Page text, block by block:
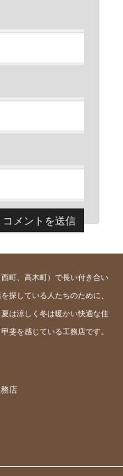
町、高木町）で長い付き合い
探している人たちのために、
は涼しく冬は暖かい快適な住
斐を感じている工務店です。